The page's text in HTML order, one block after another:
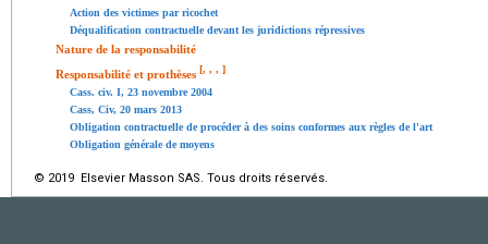
Action des victimes par ricochet
Déqualification contractuelle devant les juridictions répressives
Nature de la responsabilité
Responsabilité et prothèses [, , , ]
Cass. civ. I, 23 novembre 2004
Cass, Civ, 20 mars 2013
Obligation contractuelle de procéder à des soins conformes aux règles de l'art
Obligation générale de moyens
© 2019 Elsevier Masson SAS. Tous droits réservés.